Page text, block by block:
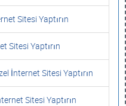
Sitesi Yaptırın
Sitesi Yaptırın
İnternet Sitesi Yaptırın
Sitesi Yaptırın